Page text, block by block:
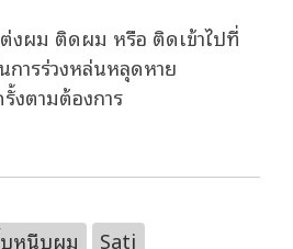
งผม ติดผม หรือ ติดเข้าไปที่
ารร่วงหล่นหลุดหาย
งตามต้องการ
หนีบผม
Sati